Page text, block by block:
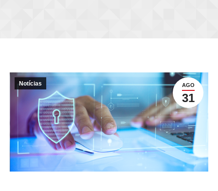
AGO
31
Notícias